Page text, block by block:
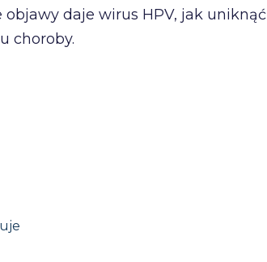
daje wirus HPV, jak uniknąć
choroby.